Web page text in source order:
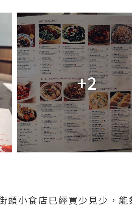
+2
頭小食店已經買少見少，能